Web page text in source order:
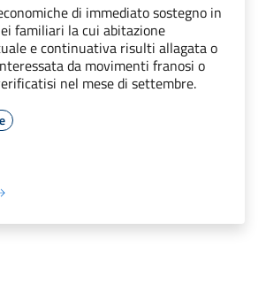
di immediato sostegno in
familiari la cui abitazione
e continuativa risulti allagata o
da movimenti franosi o
nel mese di settembre.